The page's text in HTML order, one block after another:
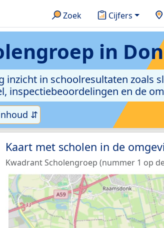
Zoek Cijfers
in
inzicht in schoolresultaten zoals
inspectiebeoordelingen en de
⇵
Kaart met scholen in de
Kwadrant Scholengroep (nummer 1 op